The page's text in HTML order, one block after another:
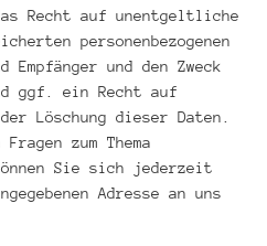
Recht auf unentgeltliche
personenbezogenen
und den Zweck
ggf. ein Recht auf
Löschung dieser Daten.
zum Thema
Sie sich jederzeit
Adresse an uns